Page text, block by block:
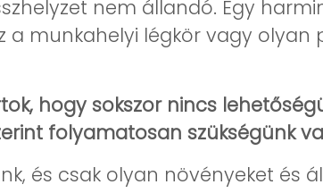
nem állandó. Egy
a munkahelyi légkör vagy
hogy sokszor nincs
folyamatosan szükségünk
és csak olyan növényeket és